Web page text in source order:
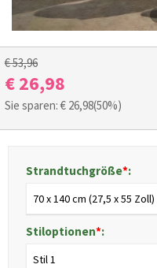
€ 53,96
€ 26,98
Sie sparen: € 26,98(50%)
Strandtuchgröße*:
70 x 140 cm (27,5 x 55 Zoll)
Stiloptionen*:
Stil 1